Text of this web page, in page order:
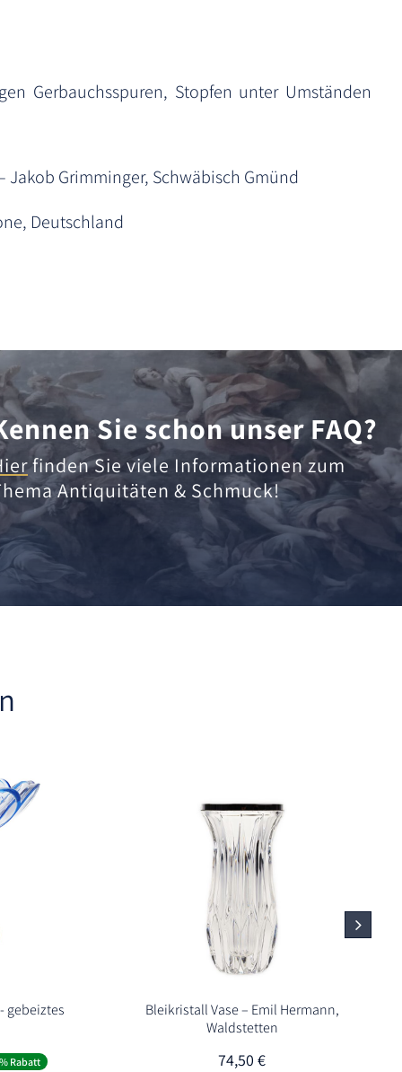
Gerbauchsspuren, Stopfen unter Umständen
Jakob Grimminger, Schwäbisch Gmünd
Deutschland
Sie schon unser FAQ?
finden Sie viele Informationen zum
Antiquitäten & Schmuck!
gebeiztes
Rabatt
Bleikristall Vase – Emil Hermann,
Waldstetten
74,50€